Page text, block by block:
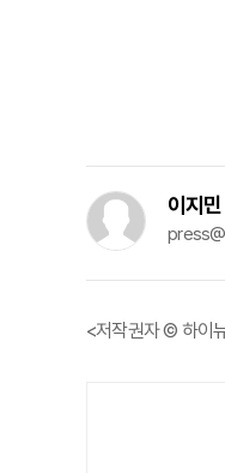
이지
<저작권자 © 하이